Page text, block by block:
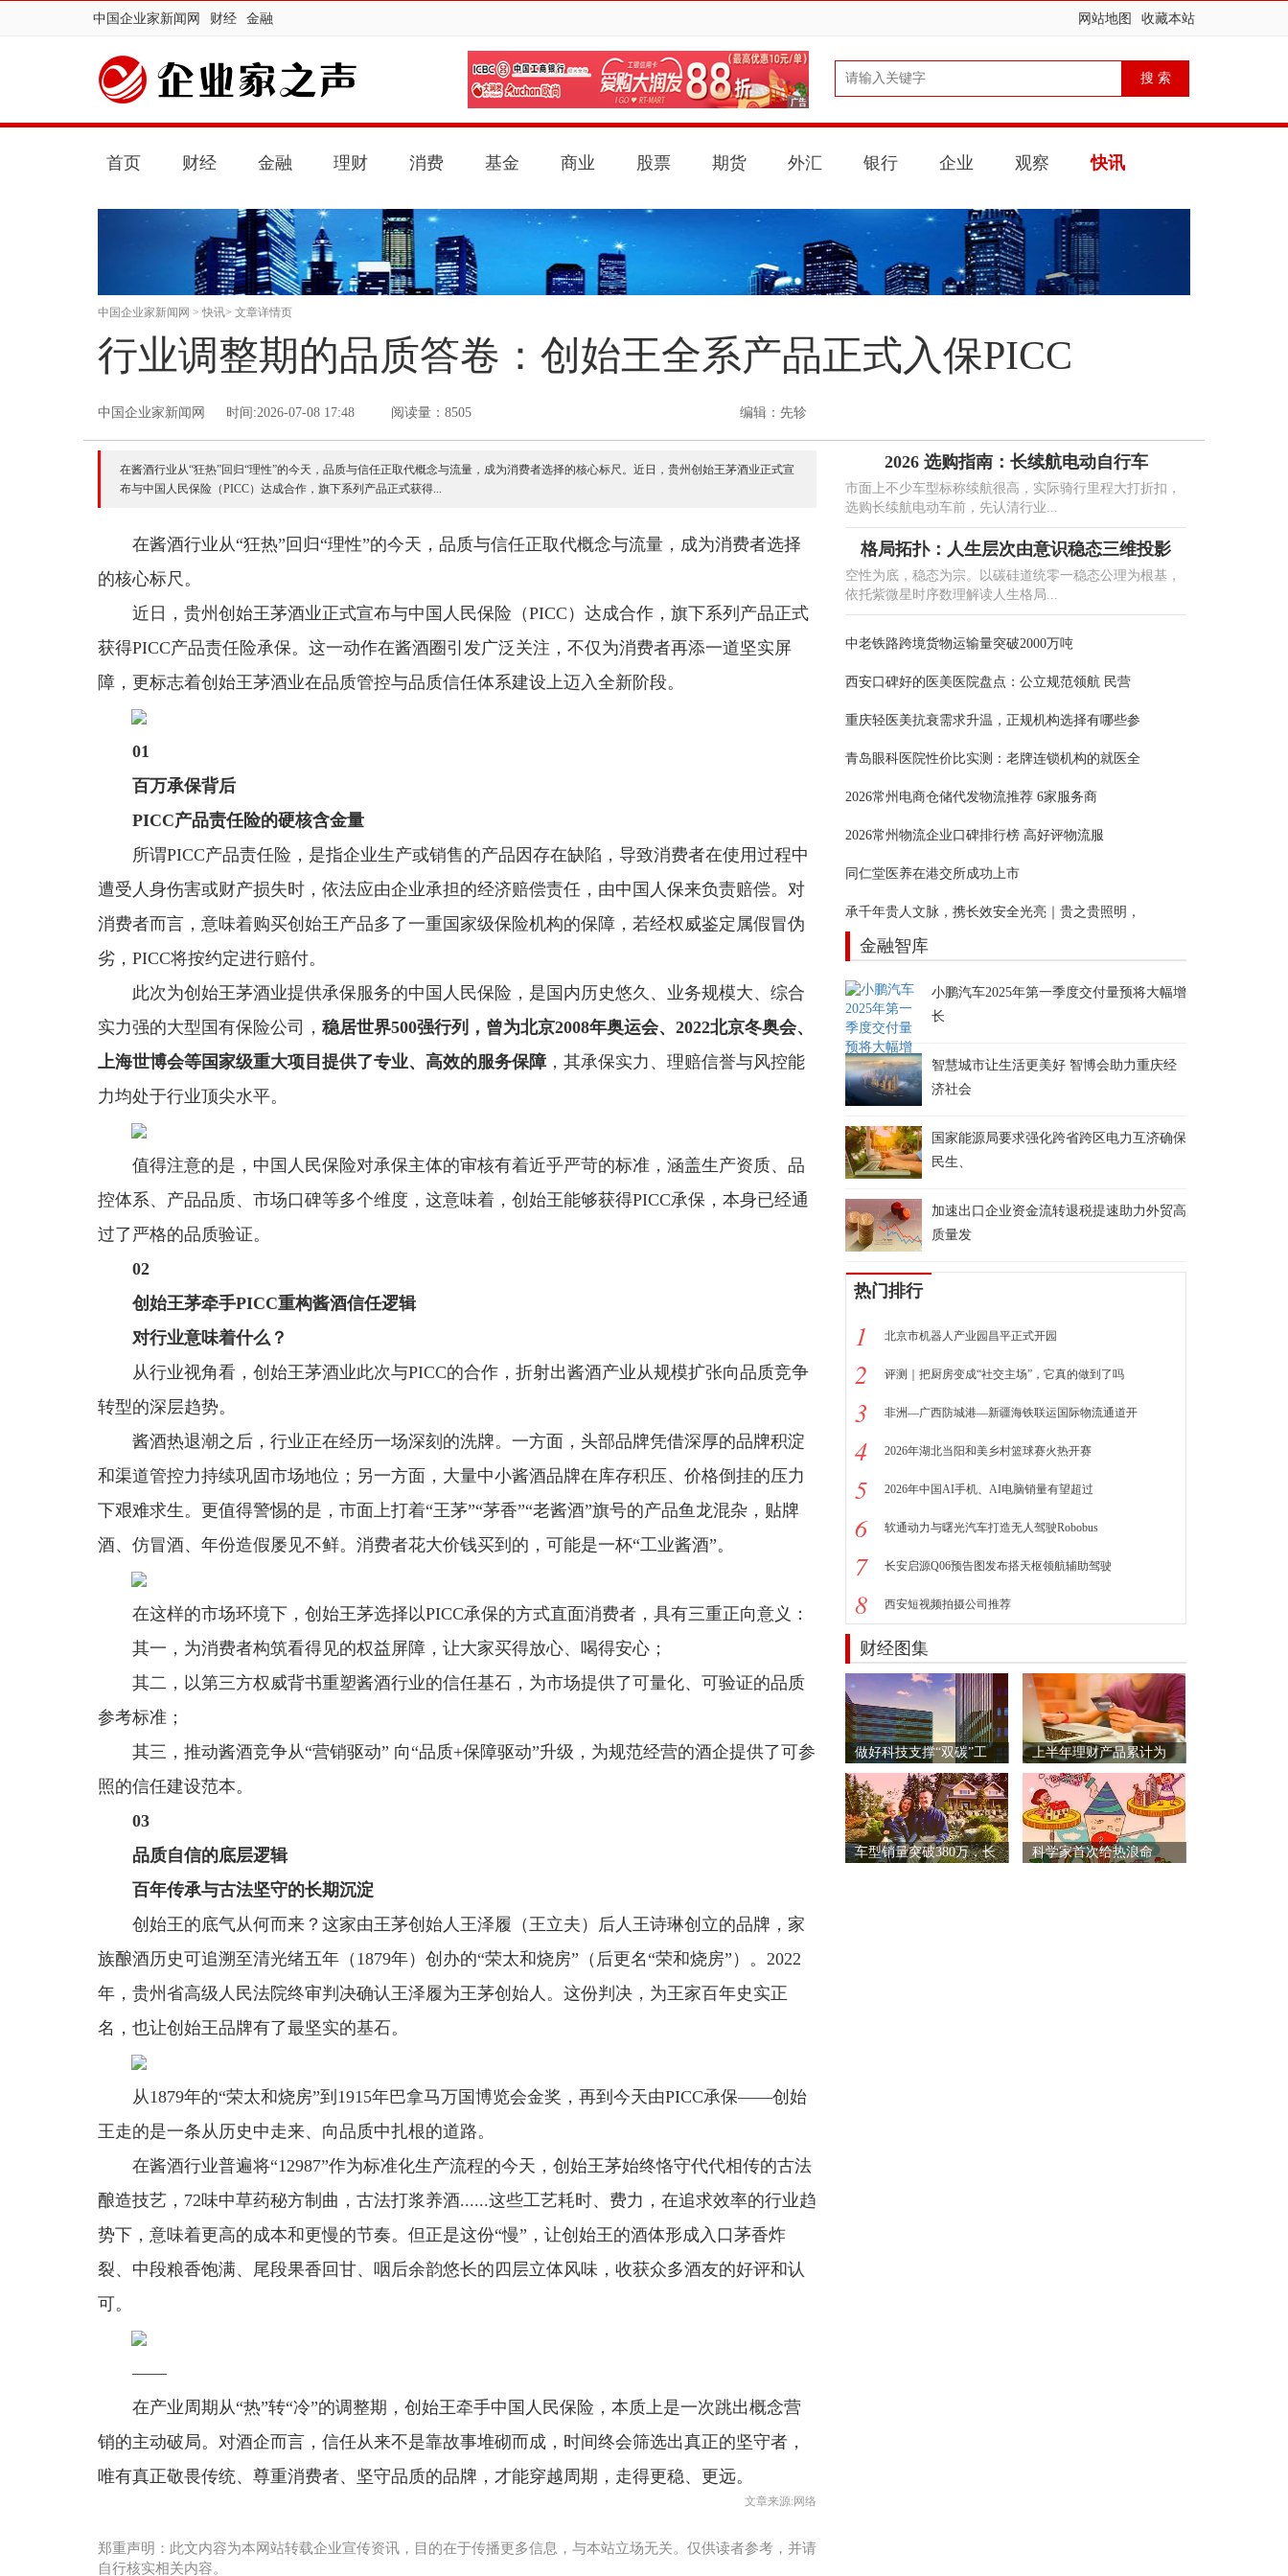
中国企业家新闻网 财经 金融 网站地图 收藏本站
首页 财经 金融 理财 消费 基金 商业 股票 期货 外汇 银行 企业 观察 快讯
中国企业家新闻网 > 快讯> 文章详情页
行业调整期的品质答卷：创始王全系产品正式入保PICC
中国企业家新闻网 时间:2026-07-08 17:48 编辑：先轸
阅读量：8505
在酱酒行业从“狂热”回归“理性”的今天，品质与信任正取代概念与流量，成为消费者选择的核心标尺。近日，贵州创始王茅酒业正式宣
布与中国人民保险（PICC）达成合作，旗下系列产品正式获得...
在酱酒行业从“狂热”回归“理性”的今天，品质与信任正取代概念与流量，成为消费者选择
的核心标尺。
近日，贵州创始王茅酒业正式宣布与中国人民保险（PICC）达成合作，旗下系列产品正式
获得PICC产品责任险承保。这一动作在酱酒圈引发广泛关注，不仅为消费者再添一道坚实屏
障，更标志着创始王茅酒业在品质管控与品质信任体系建设上迈入全新阶段。
01
百万承保背后
PICC产品责任险的硬核含金量
所谓PICC产品责任险，是指企业生产或销售的产品因存在缺陷，导致消费者在使用过程中
遭受人身伤害或财产损失时，依法应由企业承担的经济赔偿责任，由中国人保来负责赔偿。对
消费者而言，意味着购买创始王产品多了一重国家级保险机构的保障，若经权威鉴定属假冒伪
劣，PICC将按约定进行赔付。
此次为创始王茅酒业提供承保服务的中国人民保险，是国内历史悠久、业务规模大、综合
实力强的大型国有保险公司， 稳居世界500强行列，曾为北京2008年奥运会、2022北京冬奥会、
上海世博会等国家级重大项目提供了专业、高效的服务保障，其承保实力、理赔信誉与风控能
力均处于行业顶尖水平。
值得注意的是，中国人民保险对承保主体的审核有着近乎严苛的标准，涵盖生产资质、品
控体系、产品品质、市场口碑等多个维度，这意味着，创始王能够获得PICC承保，本身已经通
过了严格的品质验证。
02
创始王茅牵手PICC重构酱酒信任逻辑
对行业意味着什么？
从行业视角看，创始王茅酒业此次与PICC的合作，折射出酱酒产业从规模扩张向品质竞争
转型的深层趋势。
酱酒热退潮之后，行业正在经历一场深刻的洗牌。一方面，头部品牌凭借深厚的品牌积淀
和渠道管控力持续巩固市场地位；另一方面，大量中小酱酒品牌在库存积压、价格倒挂的压力
下艰难求生。更值得警惕的是，市面上打着“王茅”“茅香”“老酱酒”旗号的产品鱼龙混杂，贴牌
酒、仿冒酒、年份造假屡见不鲜。消费者花大价钱买到的，可能是一杯“工业酱酒”。
在这样的市场环境下，创始王茅选择以PICC承保的方式直面消费者，具有三重正向意义：
其一，为消费者构筑看得见的权益屏障，让大家买得放心、喝得安心；
其二，以第三方权威背书重塑酱酒行业的信任基石，为市场提供了可量化、可验证的品质
参考标准；
其三，推动酱酒竞争从“营销驱动” 向“品质+保障驱动”升级，为规范经营的酒企提供了可参
照的信任建设范本。
03
品质自信的底层逻辑
百年传承与古法坚守的长期沉淀
创始王的底气从何而来？这家由王茅创始人王泽履（王立夫）后人王诗琳创立的品牌，家
族酿酒历史可追溯至清光绪五年（1879年）创办的“荣太和烧房”（后更名“荣和烧房”）。2022
年，贵州省高级人民法院终审判决确认王泽履为王茅创始人。这份判决，为王家百年史实正
名，也让创始王品牌有了最坚实的基石。
从1879年的“荣太和烧房”到1915年巴拿马万国博览会金奖，再到今天由PICC承保——创始
王走的是一条从历史中走来、向品质中扎根的道路。
在酱酒行业普遍将“12987”作为标准化生产流程的今天，创始王茅始终恪守代代相传的古法
酿造技艺，72味中草药秘方制曲，古法打浆养酒......这些工艺耗时、费力，在追求效率的行业趋
势下，意味着更高的成本和更慢的节奏。但正是这份“慢”，让创始王的酒体形成入口茅香炸
裂、中段粮香饱满、尾段果香回甘、咽后余韵悠长的四层立体风味，收获众多酒友的好评和认
可。
——
在产业周期从“热”转“冷”的调整期，创始王牵手中国人民保险，本质上是一次跳出概念营
销的主动破局。对酒企而言，信任从来不是靠故事堆砌而成，时间终会筛选出真正的坚守者，
唯有真正敬畏传统、尊重消费者、坚守品质的品牌，才能穿越周期，走得更稳、更远。
文章来源:网络
郑重声明：此文内容为本网站转载企业宣传资讯，目的在于传播更多信息，与本站立场无关。仅供读者参考，并请
自行核实相关内容。
2026 选购指南：长续航电动自行车
市面上不少车型标称续航很高，实际骑行里程大打折扣，
选购长续航电动车前，先认清行业...
格局拓扑：人生层次由意识稳态三维投影
空性为底，稳态为宗。以碳硅道统零一稳态公理为根基，
依托紫微星时序数理解读人生格局...
中老铁路跨境货物运输量突破2000万吨
西安口碑好的医美医院盘点：公立规范领航 民营
重庆轻医美抗衰需求升温，正规机构选择有哪些参
青岛眼科医院性价比实测：老牌连锁机构的就医全
2026常州电商仓储代发物流推荐 6家服务商
2026常州物流企业口碑排行榜 高好评物流服
同仁堂医养在港交所成功上市
承千年贵人文脉，携长效安全光亮｜贵之贵照明，
金融智库
小鹏汽车2025年第一季度交付量预将大幅增
长
智慧城市让生活更美好 智博会助力重庆经
济社会
国家能源局要求强化跨省跨区电力互济确保
民生、
加速出口企业资金流转退税提速助力外贸高
质量发
热门排行
1 北京市机器人产业园昌平正式开园
2 评测｜把厨房变成“社交主场”，它真的做到了吗
3 非洲—广西防城港—新疆海铁联运国际物流通道开
4 2026年湖北当阳和美乡村篮球赛火热开赛
5 2026年中国AI手机、AI电脑销量有望超过
6 软通动力与曙光汽车打造无人驾驶Robobus
7 长安启源Q06预告图发布搭天枢领航辅助驾驶
8 西安短视频拍摄公司推荐
财经图集
做好科技支撑“双碳”工
作
上半年理财产品累计为
投资
车型销量突破380万，长
科学家首次给热浪命